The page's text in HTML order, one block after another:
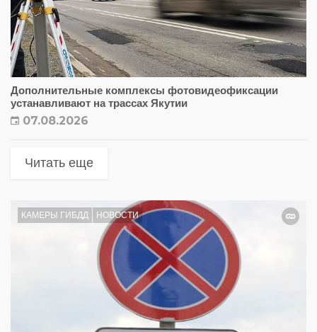
Дополнительные комплексы фотовидеофиксации
устанавливают на трассах Якутии
07.08.2026
Читать еще
КАМЕРЫ ГИБДД НОВОСТИ